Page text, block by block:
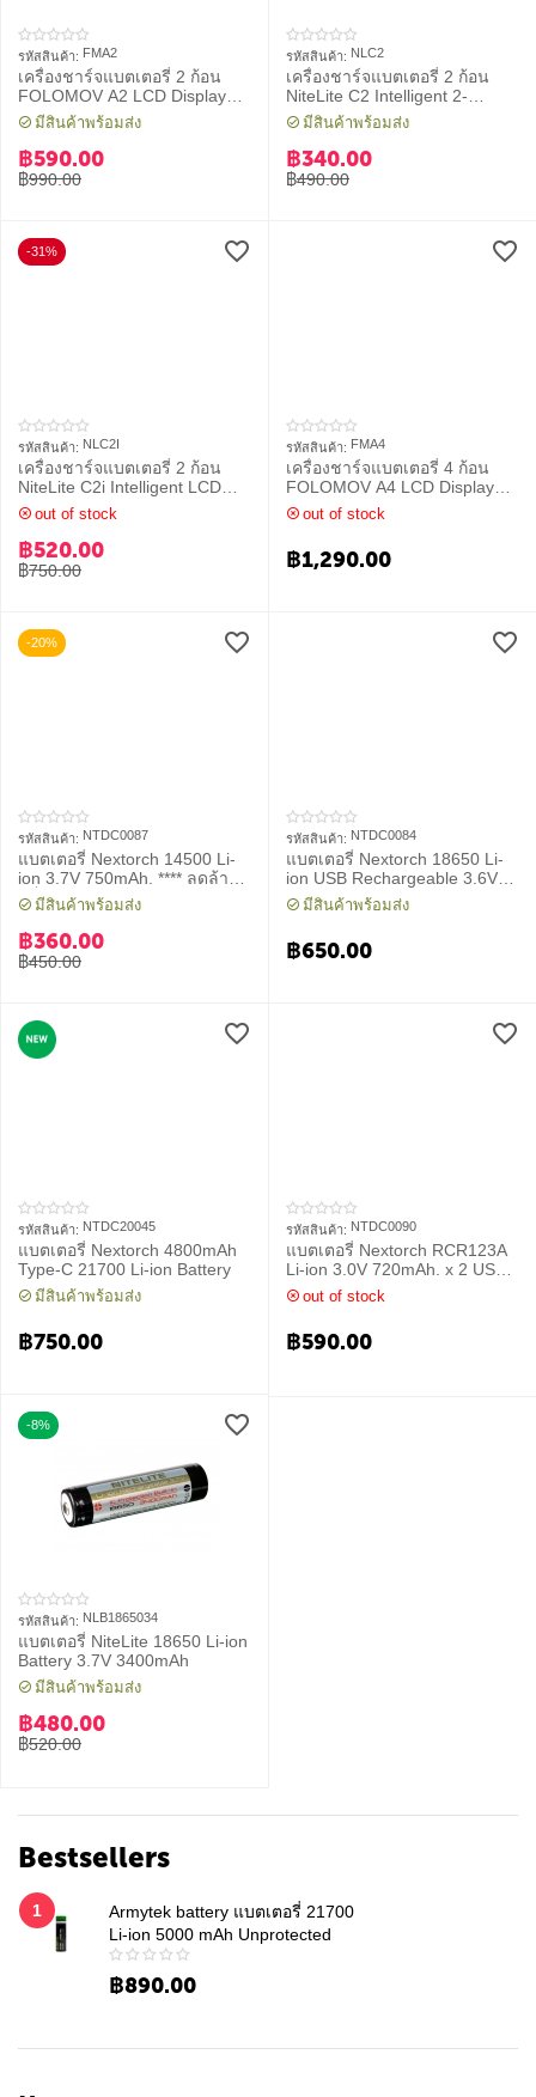
รหัสสินค้า: FMA2
เครื่องชาร์จแบตเตอรี่ 2 ก้อน
FOLOMOV A2 LCD Display
High Current Quick Charge
intelligent Charger
มีสินค้าพร้อมส่ง
฿990.00
฿590.00
รหัสสินค้า: NLC2
เครื่องชาร์จแบตเตอรี่ 2 ก้อน
NiteLite C2 Intelligent 2-
channel Charger
มีสินค้าพร้อมส่ง
฿490.00
฿340.00
-31%
รหัสสินค้า: NLC2I
เครื่องชาร์จแบตเตอรี่ 2 ก้อน
NiteLite C2i Intelligent LCD
display Charger
out of stock
฿750.00
฿520.00
รหัสสินค้า: FMA4
เครื่องชาร์จแบตเตอรี่ 4 ก้อน
FOLOMOV A4 LCD Display
High Current Quick Charge
intelligent Charge
out of stock
฿1,290.00
-20%
รหัสสินค้า: NTDC0087
แบตเตอรี่ Nextorch 14500 Li-
ion 3.7V 750mAh. **** ลดล้าง
สต็อก ***** USB Rechargeable
Battery
มีสินค้าพร้อมส่ง
฿450.00
฿360.00
รหัสสินค้า: NTDC0084
แบตเตอรี่ Nextorch 18650 Li-
ion USB Rechargeable 3.6V
3400mAh.
มีสินค้าพร้อมส่ง
฿650.00
รหัสสินค้า: NTDC20045
แบตเตอรี่ Nextorch 4800mAh
Type-C 21700 Li-ion Battery
มีสินค้าพร้อมส่ง
฿750.00
รหัสสินค้า: NTDC0090
แบตเตอรี่ Nextorch RCR123A
Li-ion 3.0V 720mAh. x 2 USB
Rechargeable Battery
out of stock
฿590.00
-8%
รหัสสินค้า: NLB1865034
แบตเตอรี่ NiteLite 18650 Li-ion
Battery 3.7V 3400mAh
มีสินค้าพร้อมส่ง
฿520.00
฿480.00
Bestsellers
1
Armytek battery แบตเตอรี่ 21700
Li-ion 5000 mAh Unprotected
฿890.00